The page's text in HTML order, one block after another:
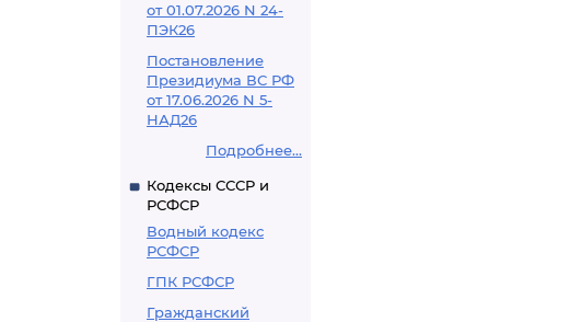
от 01.07.2026 N 24-
ПЭК26
Постановление
Президиума ВС РФ
от 17.06.2026 N 5-
НАД26
Подробнее...
Кодексы СССР и
РСФСР
Водный кодекс
РСФСР
ГПК РСФСР
Гражданский